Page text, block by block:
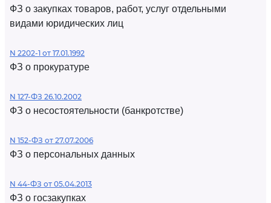
ФЗ о закупках товаров, работ, услуг отдельными
видами юридических лиц
N 2202-1 от 17.01.1992
ФЗ о прокуратуре
N 127-ФЗ 26.10.2002
ФЗ о несостоятельности (банкротстве)
N 152-ФЗ от 27.07.2006
ФЗ о персональных данных
N 44-ФЗ от 05.04.2013
ФЗ о госзакупках